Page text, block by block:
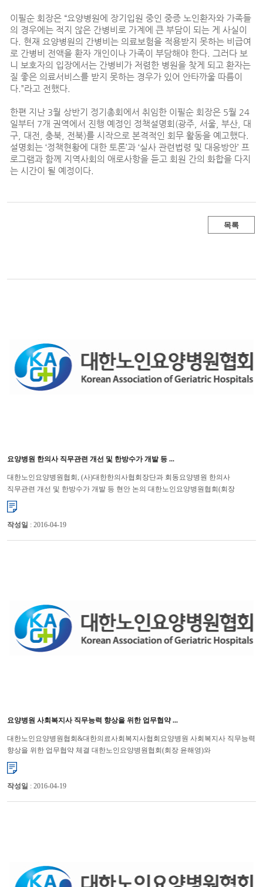
이필순 회장은 “요양병원에 장기입원 중인 중증 노인환자와 가족들
의 경우에는 적지 않은 간병비로 가계에 큰 부담이 되는 게 사실이
다. 현재 요양병원의 간병비는 의료보험을 적용받지 못하는 비급여
로 간병비 전액을 환자 개인이나 가족이 부담해야 한다. 그러다 보
니 보호자의 입장에서는 간병비가 저렴한 병원을 찾게 되고 환자는
질 좋은 의료서비스를 받지 못하는 경우가 있어 안타까울 따름이
다.”라고 전했다.
한편 지난 3월 상반기 정기총회에서 취임한 이필순 회장은 5월 24
일부터 7개 권역에서 진행 예정인 정책설명회(광주, 서울, 부산, 대
구, 대전, 충북, 전북)를 시작으로 본격적인 회무 활동을 예고했다.
설명회는 ‘정책현황에 대한 토론’과 ‘실사 관련법령 및 대응방안’ 프
로그램과 함께 지역사회의 애로사항을 듣고 회원 간의 화합을 다지
는 시간이 될 예정이다.
목록
요양병원 한의사 직무관련 개선 및 한방수가 개발 등 ...
대한노인요양병원협회, (사)대한한의사협회장단과 회동요양병원 한의사
직무관련 개선 및 한방수가 개발 등 현안 논의 대한노인요양병원협회(회장
윤해영)와 (사)대한한의사협회(회장 김필건)는 11월 21일(목)에 ...
작성일 : 2016-04-19
요양병원 사회복지사 직무능력 향상을 위한 업무협약 ...
대한노인요양병원협회&대한의료사회복지사협회요양병원 사회복지사 직무능력
향상을 위한 업무협약 체결 대한노인요양병원협회(회장 윤해영)와
대한의료사회복지사협회(회장 송효석)는 11월 11일(월)에 대한노...
작성일 : 2016-04-19